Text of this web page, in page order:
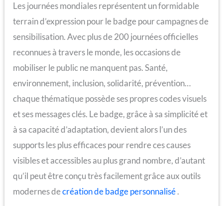
Les journées mondiales représentent un formidable
terrain d’expression pour le badge pour campagnes de
sensibilisation. Avec plus de 200 journées officielles
reconnues à travers le monde, les occasions de
mobiliser le public ne manquent pas. Santé,
environnement, inclusion, solidarité, prévention…
chaque thématique possède ses propres codes visuels
et ses messages clés. Le badge, grâce à sa simplicité et
à sa capacité d’adaptation, devient alors l’un des
supports les plus efficaces pour rendre ces causes
visibles et accessibles au plus grand nombre, d’autant
qu’il peut être conçu très facilement grâce aux outils
modernes decréation de badge personnalisé.